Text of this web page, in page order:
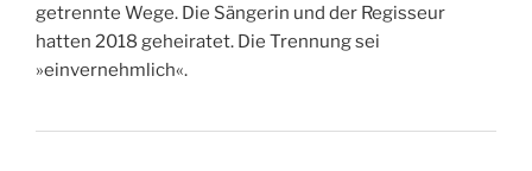
getrennte Wege. Die Sängerin und der Regisseur
hatten 2018 geheiratet. Die Trennung sei
»einvernehmlich«.